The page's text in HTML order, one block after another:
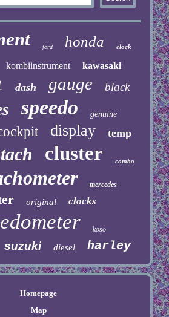
ford honda clock
kombiinstrument kawasaki
dash gauge black
speedo genuine
display temp
tach cluster combo
mercedes
original clocks
koso
suzuki diesel harley
Homepage
Map